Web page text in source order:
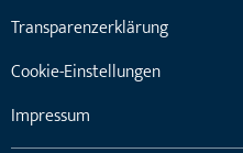
Transparenzerklärung
Cookie-Einstellungen
Impressum